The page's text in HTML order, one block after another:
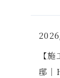
【
邸｜